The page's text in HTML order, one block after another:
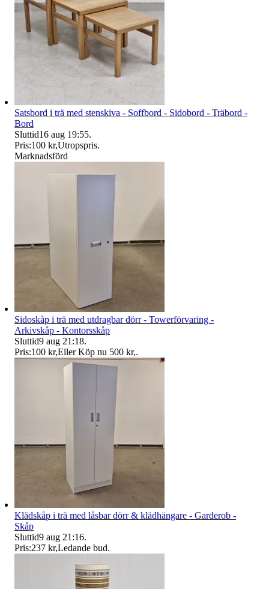
Satsbord i trä med stenskiva - Soffbord - Sidobord - Träbord -
Bord
Sluttid16 aug 19:55.
Pris:100 kr,Utropspris.
Marknadsförd
Sidoskåp i trä med utdragbar dörr - Towerförvaring -
Arkivskåp - Kontorsskåp
Sluttid9 aug 21:18.
Pris:100 kr,Eller Köp nu 500 kr,.
Klädskåp i trä med låsbar dörr & klädhängare - Garderob -
Skåp
Sluttid9 aug 21:16.
Pris:237 kr,Ledande bud.